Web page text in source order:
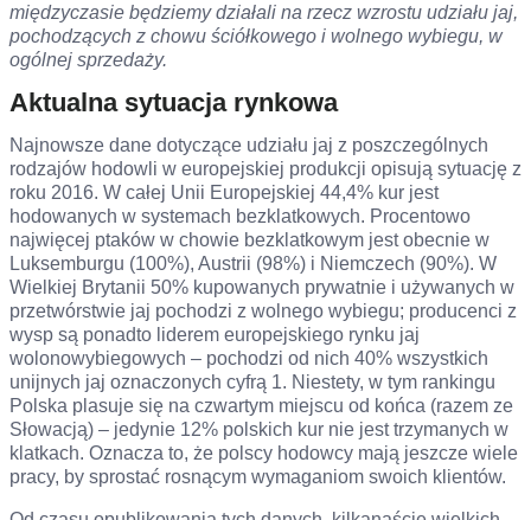
międzyczasie będziemy działali na rzecz wzrostu udziału jaj,
pochodzących z chowu ściółkowego i wolnego wybiegu, w
ogólnej sprzedaży.
Aktualna sytuacja rynkowa
Najnowsze dane dotyczące udziału jaj z poszczególnych
rodzajów hodowli w europejskiej produkcji opisują sytuację z
roku 2016. W całej Unii Europejskiej 44,4% kur jest
hodowanych w systemach bezklatkowych. Procentowo
najwięcej ptaków w chowie bezklatkowym jest obecnie w
Luksemburgu (100%), Austrii (98%) i Niemczech (90%). W
Wielkiej Brytanii 50% kupowanych prywatnie i używanych w
przetwórstwie jaj pochodzi z wolnego wybiegu; producenci z
wysp są ponadto liderem europejskiego rynku jaj
wolonowybiegowych – pochodzi od nich 40% wszystkich
unijnych jaj oznaczonych cyfrą 1. Niestety, w tym rankingu
Polska plasuje się na czwartym miejscu od końca (razem ze
Słowacją) – jedynie 12% polskich kur nie jest trzymanych w
klatkach. Oznacza to, że polscy hodowcy mają jeszcze wiele
pracy, by sprostać rosnącym wymaganiom swoich klientów.